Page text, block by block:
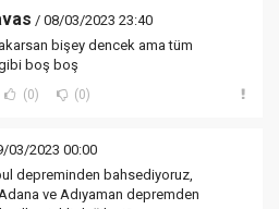
/ 08/03/2023 23:40
bişey dencek ama tüm
gibi boş boş
(0) (0)
03/2023 00:00
depreminden bahsediyoruz,
ve Adıyaman depremden